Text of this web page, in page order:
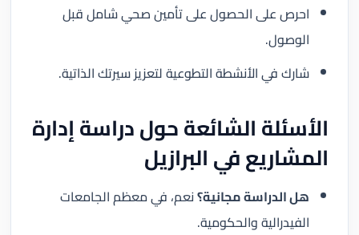
احرص على الحصول على تأمين صحي شامل قبل
الوصول.
شارك في الأنشطة التطوعية لتعزيز سيرتك الذاتية.
الأسئلة الشائعة حول دراسة إدارة
المشاريع في البرازيل
هل الدراسة مجانية؟نعم، في معظم الجامعات
الفيدرالية والحكومية.